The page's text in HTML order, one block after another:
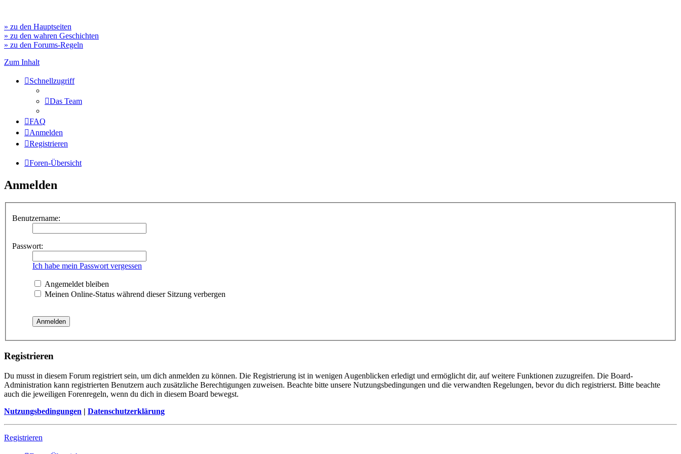
» zu den Hauptseiten
» zu den wahren Geschichten
» zu den Forums-Regeln
Zum Inhalt
Schnellzugriff
Das Team
FAQ
Anmelden
Registrieren
Foren-Übersicht
Anmelden
Benutzername:
Passwort:
Ich habe mein Passwort vergessen
Angemeldet bleiben
Meinen Online-Status während dieser Sitzung verbergen
Registrieren
Du musst in diesem Forum registriert sein, um dich anmelden zu können. Die Registrierung ist in wenigen Augenblicken erledigt und ermöglicht dir, auf weitere Funktionen zuzugreifen. Die Board-
Administration kann registrierten Benutzern auch zusätzliche Berechtigungen zuweisen. Beachte bitte unsere Nutzungsbedingungen und die verwandten Regelungen, bevor du dich registrierst. Bitte beachte
auch die jeweiligen Forenregeln, wenn du dich in diesem Board bewegst.
Nutzungsbedingungen | Datenschutzerklärung
Registrieren